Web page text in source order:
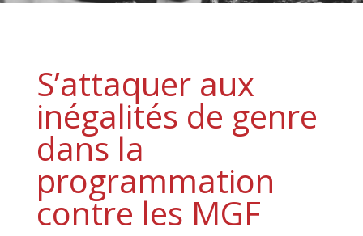
S’attaquer aux
inégalités de genre
dans la
programmation
contre les MGF